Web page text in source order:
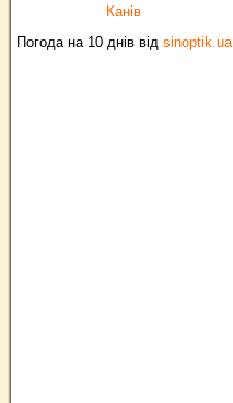
Канів
Погода на 10 днів від sinoptik.ua